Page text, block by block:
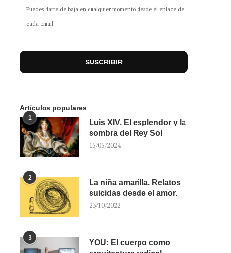
Puedes darte de baja en cualquier momento desde el enlace de
cada email.
Artículos populares
1
Luis XIV. El esplendor y la
sombra del Rey Sol
15/05/2024
2
La niña amarilla. Relatos
suicidas desde el amor.
23/10/2022
3
YOU: El cuerpo como